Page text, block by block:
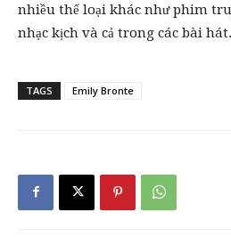
nhiều thể loại khác như phim
nhạc kịch và cả trong các bài hát.
TAGS Emily Bronte